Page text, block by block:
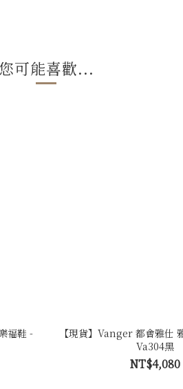
可能喜歡...
福鞋 -
【現貨】Vanger 都會雅仕
Va304黑
NT$4,080